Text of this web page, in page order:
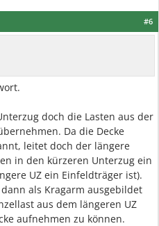
#6
doch die Lasten aus der
Da die Decke
leitet doch der längere
in den kürzeren Unterzug ein
UZ ein Einfeldträger ist).
als Kragarm ausgebildet
aus dem längeren UZ
aufnehmen zu können.